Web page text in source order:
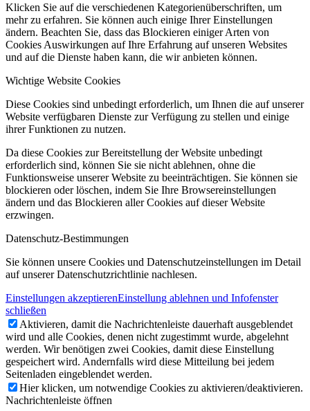
Klicken Sie auf die verschiedenen Kategorienüberschriften, um
mehr zu erfahren. Sie können auch einige Ihrer Einstellungen
ändern. Beachten Sie, dass das Blockieren einiger Arten von
Cookies Auswirkungen auf Ihre Erfahrung auf unseren Websites
und auf die Dienste haben kann, die wir anbieten können.
Wichtige Website Cookies
Diese Cookies sind unbedingt erforderlich, um Ihnen die auf unserer
Website verfügbaren Dienste zur Verfügung zu stellen und einige
ihrer Funktionen zu nutzen.
Da diese Cookies zur Bereitstellung der Website unbedingt
erforderlich sind, können Sie sie nicht ablehnen, ohne die
Funktionsweise unserer Website zu beeinträchtigen. Sie können sie
blockieren oder löschen, indem Sie Ihre Browsereinstellungen
ändern und das Blockieren aller Cookies auf dieser Website
erzwingen.
Datenschutz-Bestimmungen
Sie können unsere Cookies und Datenschutzeinstellungen im Detail
auf unserer Datenschutzrichtlinie nachlesen.
Einstellungen akzeptierenEinstellung ablehnen und Infofenster
schließen
Aktivieren, damit die Nachrichtenleiste dauerhaft ausgeblendet
wird und alle Cookies, denen nicht zugestimmt wurde, abgelehnt
werden. Wir benötigen zwei Cookies, damit diese Einstellung
gespeichert wird. Andernfalls wird diese Mitteilung bei jedem
Seitenladen eingeblendet werden.
Hier klicken, um notwendige Cookies zu aktivieren/deaktivieren.
Nachrichtenleiste öffnen